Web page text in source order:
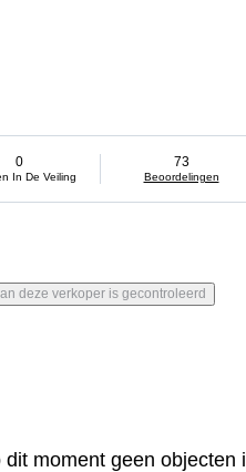
0
In De Veiling
73
Beoordelingen
deze verkoper is gecontroleerd
moment geen objecten